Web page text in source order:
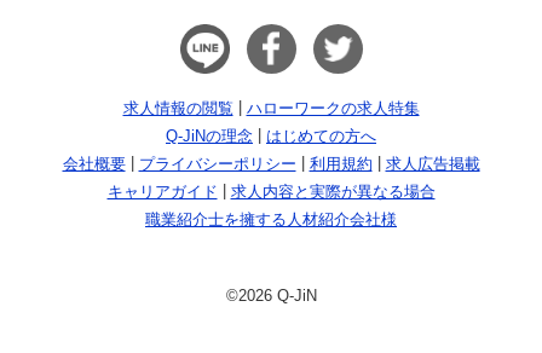
求人情報の閲覧
ハローワークの求人特集
Q-JiNの理念
はじめての方へ
会社概要
プライバシーポリシー 利用規約
求人広告掲載
キャリアガイド
求人内容と実際が異なる場合
職業紹介士を擁する人材紹介会社様
©2026 Q-JiN